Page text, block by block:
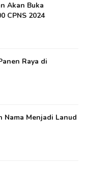
Akan Buka
CPNS 2024
Raya di
Nama Menjadi Lanud